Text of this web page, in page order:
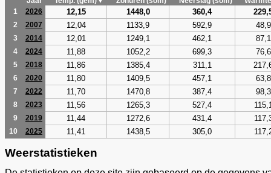
1
2026 12,15 1448,0 360,4
2 2007 12,04 1133,9 592,9 48,9
3 2014 12,01 1249,1 462,1 87,1
4 2024 11,88 1052,2 699,3 76,6
5 2018 11,86 1385,4 311,1
6 2020 11,80 1409,5 457,1 63,8
7 2022 11,70 1470,8 387,4 98,3
8 2023 11,56 1265,3 527,4
9 2019 11,44 1272,6 431,4
10 2025 11,41 1438,5 305,0
Weerstatistieken